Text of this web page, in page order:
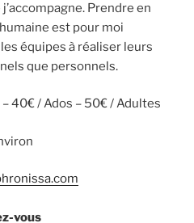
Prendre en
est pour moi
équipes à réaliser leurs
que personnels.
40€ / Ados – 50€ / Adultes
vous